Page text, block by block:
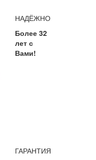
НАДЁЖНО
Более 32
лет с
Вами!
ГАРАНТИЯ